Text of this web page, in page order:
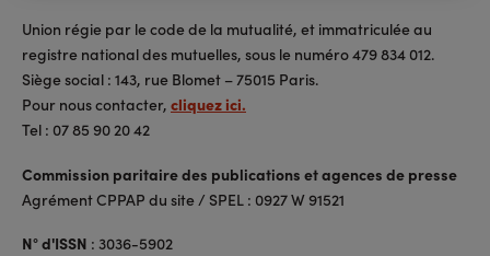
Union régie par le code de la mutualité, et immatriculée au
registre national des mutuelles, sous le numéro 479 834 012.
Siège social : 143, rue Blomet – 75015 Paris.
Pour nous contacter, cliquez ici.
Tel : 07 85 90 20 42
Commission paritaire des publications et agences de presse
Agrément CPPAP du site / SPEL : 0927 W 91521
N° d'ISSN : 3036-5902